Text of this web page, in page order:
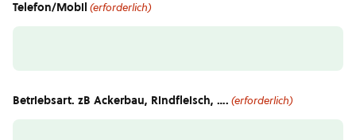
Telefon/Mobil (erforderlich)
Betriebsart. zB Ackerbau, Rindfleisch, …. (erforderlich)